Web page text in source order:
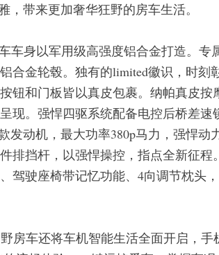
，带来更加奢华狂野的房车生活。
车身以军用级高强度铝合金打造。专
合金轮毂。独有的limited徽识，时刻
钮和门板皆以真皮包裹。纳帕真皮按
现。强悍四驱系统配备电控后桥差速
发动机，最大功率380p马力，强悍动
排挡杆，以强悍操控，指点全新征程
驾驶座椅带记忆功能、4向调节枕头
房车还将车机智能生活全面开启，手